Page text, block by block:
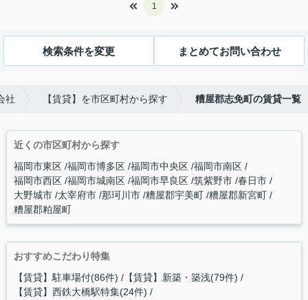
1
検索条件を変更 まとめてお問い合わせ
社 【賃貸】を市区町村から探す 糟屋郡志免町の賃貸一覧
近くの市区町村から探す
福岡市東区 福岡市博多区 福岡市中央区 福岡市南区
福岡市西区 福岡市城南区 福岡市早良区 筑紫野市 春日市
大野城市 太宰府市 那珂川市 糟屋郡宇美町 糟屋郡新宮町
糟屋郡粕屋町
おすすめこだわり特集
【賃貸】駐車場付(86件) 【賃貸】新築・築浅(79件)
【賃貸】西鉄大橋駅特集(24件)